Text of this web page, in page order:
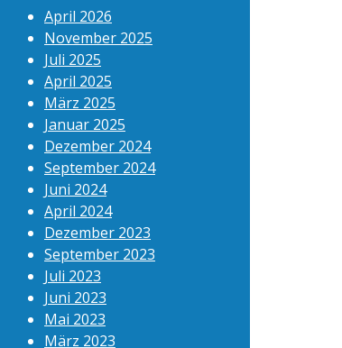
April 2026
November 2025
Juli 2025
April 2025
März 2025
Januar 2025
Dezember 2024
September 2024
Juni 2024
April 2024
Dezember 2023
September 2023
Juli 2023
Juni 2023
Mai 2023
März 2023